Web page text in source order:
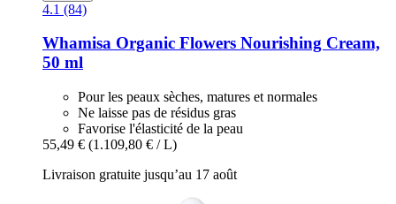
4.1 (84)
Whamisa Organic Flowers Nourishing Cream,
50 ml
Pour les peaux sèches, matures et normales
Ne laisse pas de résidus gras
Favorise l'élasticité de la peau
55,49 € (1.109,80 € / L)
Livraison gratuite jusqu’au 17 août